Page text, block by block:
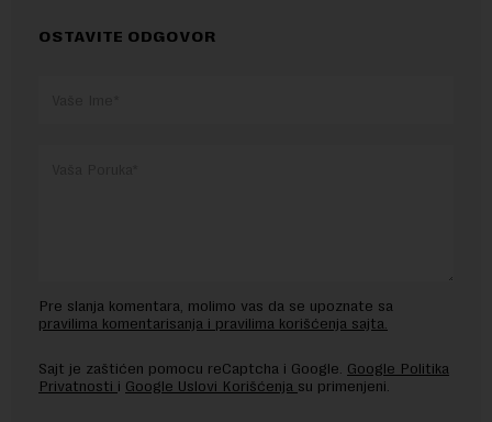
OSTAVITE ODGOVOR
Pre slanja komentara, molimo vas da se upoznate sa
pravilima komentarisanja i pravilima korišćenja sajta.
Sajt je zaštićen pomocu reCaptcha i Google. Google Politika
Privatnosti i Google Uslovi Korišćenja su primenjeni.